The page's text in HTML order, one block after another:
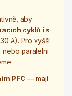
aby
cyklů i s
A). Pro vyšší
nebo paralelní
PFC — mají